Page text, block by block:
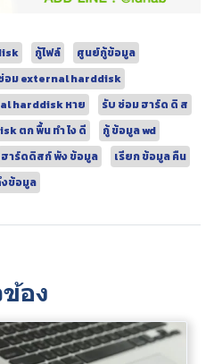
กู้ไฟล์
ศูนย์กู้ข้อมูล
อม external harddisk
harddisk หาย
รับ ซ่อม ฮาร์ด ดิ ส
ตก พื้น ทํา ไง ดี
กู้ ข้อมูล wd
ฮาร์ดดิสก์ พัง ข้อมูล
เรียก ข้อมูล คืน
ข้อมูล
อง